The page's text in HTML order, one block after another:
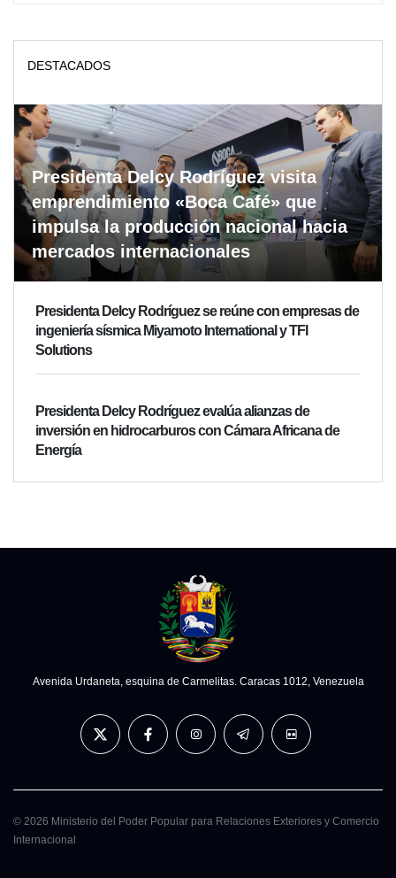
DESTACADOS
Presidenta Delcy Rodríguez visita
emprendimiento «Boca Café» que
impulsa la producción nacional hacia
mercados internacionales
Presidenta Delcy Rodríguez se reúne con empresas de
ingeniería sísmica Miyamoto International y TFI
Solutions
Presidenta Delcy Rodríguez evalúa alianzas de
inversión en hidrocarburos con Cámara Africana de
Energía
Avenida Urdaneta, esquina de Carmelitas. Caracas 1012, Venezuela
© 2026 Ministerio del Poder Popular para Relaciones Exteriores y Comercio
Internacional